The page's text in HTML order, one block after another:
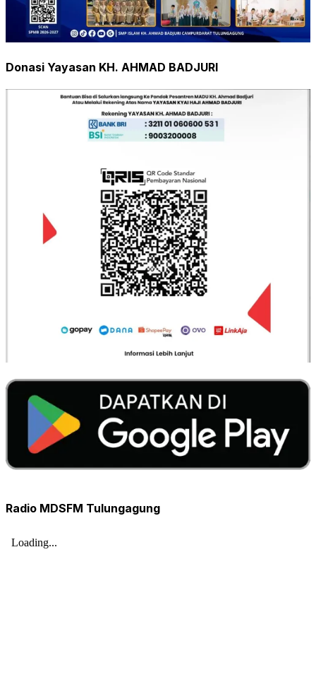
Donasi Yayasan KH. AHMAD BADJURI
Radio MDSFM Tulungagung